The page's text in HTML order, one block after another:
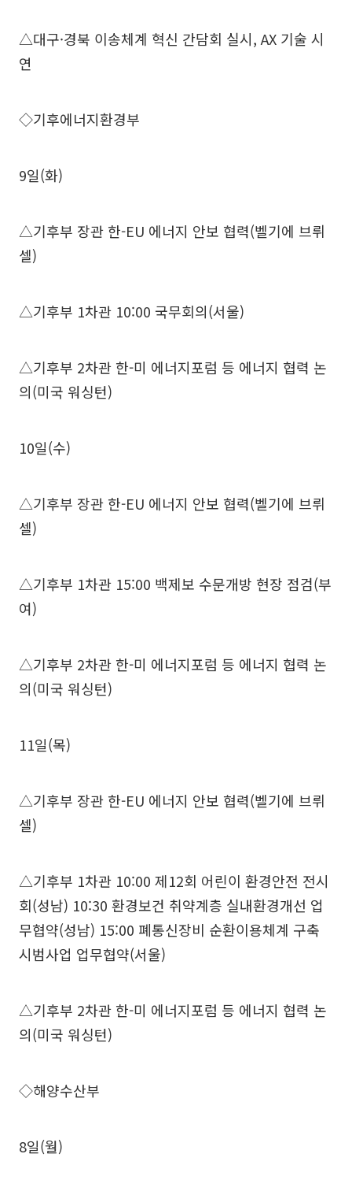
△대구·경북 이송체계 혁신 간담회 실시, AX 기술 시
연
◇기후에너지환경부
9일(화)
△기후부 장관 한-EU 에너지 안보 협력(벨기에 브뤼
셀)
△기후부 1차관 10:00 국무회의(서울)
△기후부 2차관 한-미 에너지포럼 등 에너지 협력 논
의(미국 워싱턴)
10일(수)
△기후부 장관 한-EU 에너지 안보 협력(벨기에 브뤼
셀)
△기후부 1차관 15:00 백제보 수문개방 현장 점검(부
여)
△기후부 2차관 한-미 에너지포럼 등 에너지 협력 논
의(미국 워싱턴)
11일(목)
△기후부 장관 한-EU 에너지 안보 협력(벨기에 브뤼
셀)
△기후부 1차관 10:00 제12회 어린이 환경안전 전시
회(성남) 10:30 환경보건 취약계층 실내환경개선 업
무협약(성남) 15:00 폐통신장비 순환이용체계 구축
시범사업 업무협약(서울)
△기후부 2차관 한-미 에너지포럼 등 에너지 협력 논
의(미국 워싱턴)
◇해양수산부
8일(월)